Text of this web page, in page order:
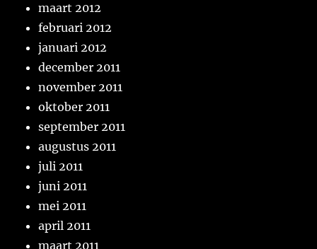
maart 2012
februari 2012
januari 2012
december 2011
november 2011
oktober 2011
september 2011
augustus 2011
juli 2011
juni 2011
mei 2011
april 2011
maart 2011